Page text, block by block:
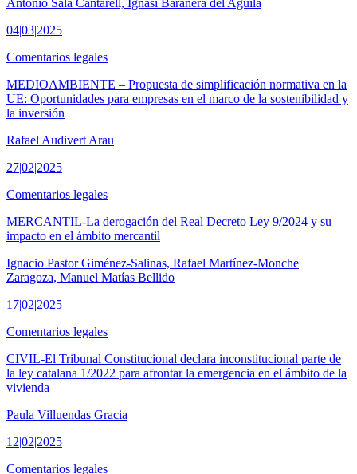
04|03|2025
Comentarios legales
MEDIOAMBIENTE – Propuesta de simplificación normativa en la
UE: Oportunidades para empresas en el marco de la sostenibilidad y
la inversión
Rafael Audivert Arau
27|02|2025
Comentarios legales
MERCANTIL-La derogación del Real Decreto Ley 9/2024 y su
impacto en el ámbito mercantil
Ignacio Pastor Giménez-Salinas, Rafael Martínez-Monche
Zaragoza, Manuel Matías Bellido
17|02|2025
Comentarios legales
CIVIL-El Tribunal Constitucional declara inconstitucional parte de
la ley catalana 1/2022 para afrontar la emergencia en el ámbito de la
vivienda
Paula Villuendas Gracia
12|02|2025
Comentarios legales